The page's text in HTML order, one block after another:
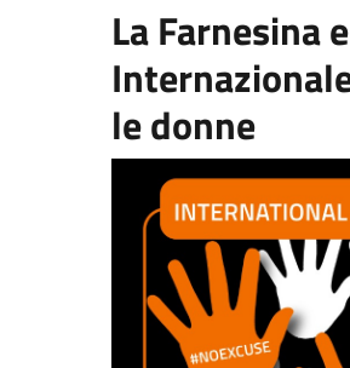
La Farnesina
le donne